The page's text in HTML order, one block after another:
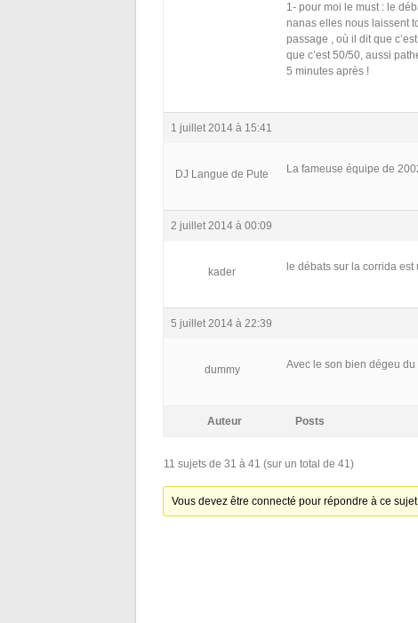
1- pour moi le must : le
nanas elles nous laissent
passage , où il dit que
que c’est 50/50, aussi
5 minutes après !
1 juillet 2014 à 15:41
DJ Langue de Pute La fameuse équipe de
2 juillet 2014 à 00:09
kader le débats sur la corrida
5 juillet 2014 à 22:39
dummy Avec le son bien dégeu du
Auteur Posts
11 sujets de 31 à 41 (sur un total de 41)
Vous devez être connecté pour répondre à ce